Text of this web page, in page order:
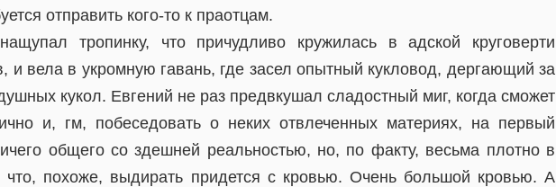
отправить кого-то к праотцам.
тропинку, что причудливо кружилась в адской круговерти
и вела в укромную гавань, где засел опытный кукловод, дергающий за
кукол. Евгений не раз предвкушал сладостный миг, когда сможет
и, гм, побеседовать о неких отвлеченных материях, на первый
общего со здешней реальностью, но, по факту, весьма плотно в
похоже, выдирать придется с кровью. Очень большой кровью. А